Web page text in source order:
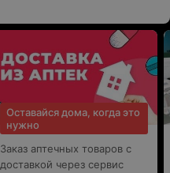
Оставайся дома, когда это
нужно
Заказ аптечных товаров с
доставкой через сервис